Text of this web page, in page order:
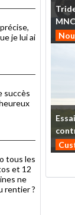
je lui ai
succès
tous les
et 12
ne
rentier ?
MNC
Essai